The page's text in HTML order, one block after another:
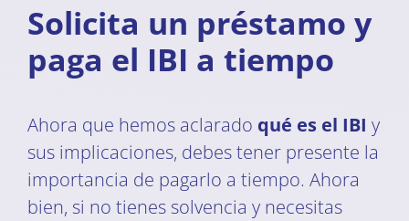
Solicita un préstamo y
paga el IBI a tiempo
Ahora que hemos aclarado qué es el IBI y
sus implicaciones, debes tener presente la
importancia de pagarlo a tiempo. Ahora
bien, si no tienes solvencia y necesitas